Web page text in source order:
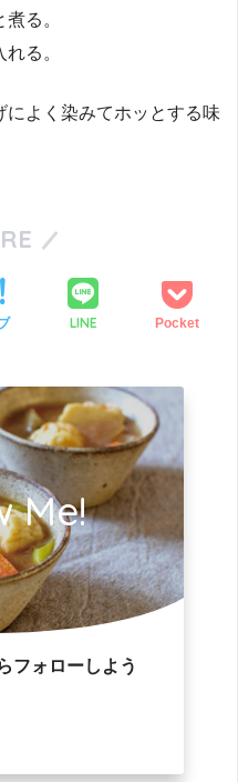
る。
る。
よく染みてホッとする味
LINE Pocket
Me!
フォローしよう